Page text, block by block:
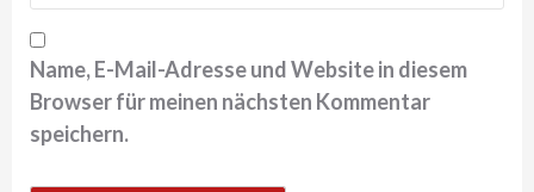
Name, E-Mail-Adresse und Website in diesem
Browser für meinen nächsten Kommentar
speichern.